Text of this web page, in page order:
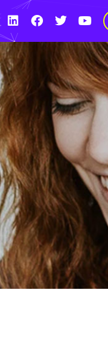
11 mars 2021, le
du numérique